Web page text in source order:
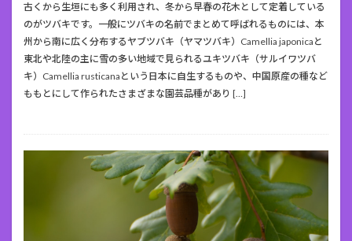
古くから生垣にも多く利用され、冬から早春の花木として定着している
のがツバキです。一般にツバキの名前でまとめて呼ばれるものには、本
州から南に広く分布するヤブツバキ（ヤマツバキ）Camellia japonicaと
東北や北陸の主に雪の多い地域で見られるユキツバキ（サルイワツバ
キ）Camellia rusticanaという日本に自生するものや、中国原産の種など
ももとにして作られたさまざまな園芸品種があり […]